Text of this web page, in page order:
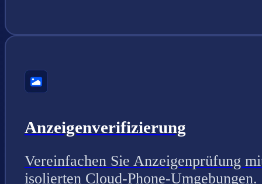
Anzeigenverifizierung
Vereinfachen Sie Anzeigenprüfung
isolierten Cloud-Phone-Umgebungen.